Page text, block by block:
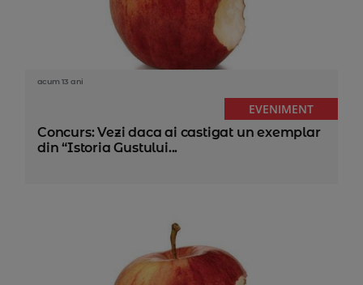
acum 13 ani
EVENIMENT
Concurs: Vezi daca ai castigat un exemplar
din “Istoria Gustului...